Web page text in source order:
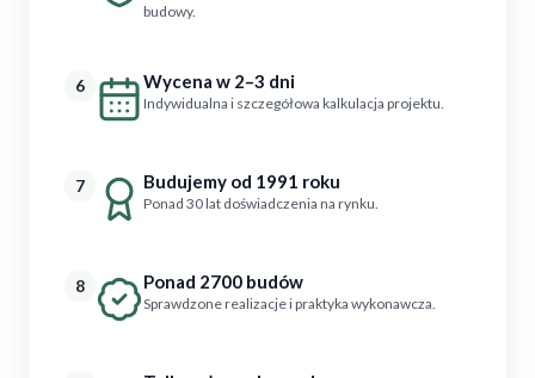
budowy.
6 Wycena w 2–3 dni
Indywidualna i szczegółowa kalkulacja projektu.
7 Budujemy od 1991 roku
Ponad 30 lat doświadczenia na rynku.
8 Ponad 2700 budów
Sprawdzone realizacje i praktyka wykonawcza.